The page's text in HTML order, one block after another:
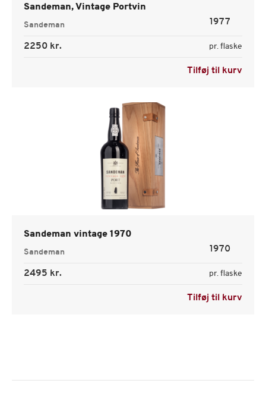
Sandeman, Vintage Portvin
Sandeman 1977
2250 kr. pr. flaske
Tilføj til kurv
Sandeman vintage 1970
Sandeman 1970
2495 kr. pr. flaske
Tilføj til kurv